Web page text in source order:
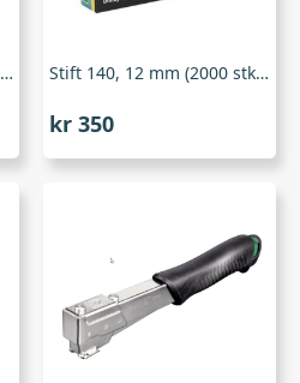
Stift 140-8 mm (2000 stk), Rapid Stift 140, 12 mm (2000 stk), Rapid
kr 350